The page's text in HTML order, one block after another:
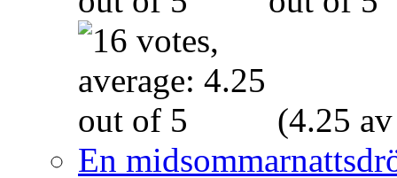
(4.25
En